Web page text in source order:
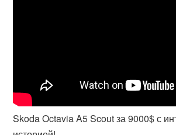
Skoda Octavia A5 Scout за 9000$ с